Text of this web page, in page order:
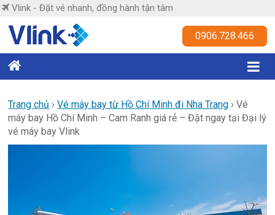
Skip
content
Vlink - Đặt vé nhanh, đồng hành tận tâm
Vlink
nhanh,
đồng
hành
tận
0906.728.466
Trang chủ ›Vé máy bay từ Hồ Chí Minh đi Nha Trang ›Vé
máy bay Hồ Chí Minh – Cam Ranh giá rẻ – Đặt ngay tại Đại lý
vé máy bay Vlink